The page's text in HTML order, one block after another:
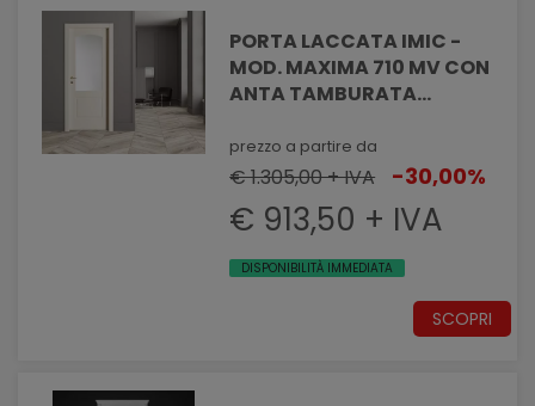
PORTA LACCATA IMIC -
MOD. MAXIMA 710 MV CON
ANTA TAMBURATA
MASSELLATO CON VANO
VETRO
prezzo a partire da
€ 1.305,00 + IVA -30,00%
€ 913,50 + IVA
DISPONIBILITÀ IMMEDIATA
SCOPRI